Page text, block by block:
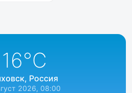
°C
Россия
2026, 08:00